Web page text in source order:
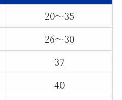
20～35
26～30
37
40